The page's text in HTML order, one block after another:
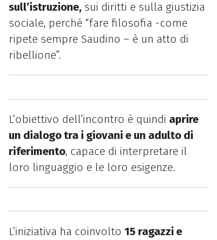
sull’istruzione,sui diritti e sulla giustizia
sociale, perché “fare filosofia -come
ripete sempre Saudino – è un atto di
ribellione”.
L’obiettivo dell’incontro è quindi aprire
un dialogo tra i giovani e un adulto di
riferimento, capace di interpretare il
loro linguaggio e le loro esigenze.
L’iniziativa ha coinvolto 15 ragazzi e